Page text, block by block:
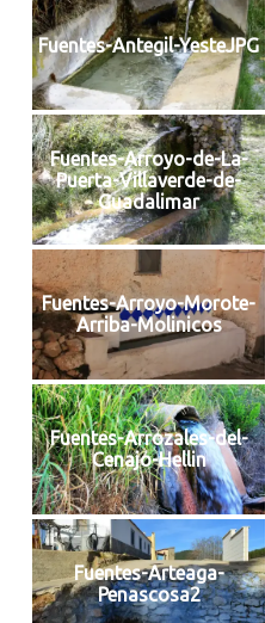
Fuentes-Antegil-YesteJPG
Fuentes-Arroyo-de-La-
Puerta-Villaverde-de-
Guadalimar
Fuentes-Arroyo-Morote-
Arriba-Molinicos
Fuentes-Arrozales-del-
Cenajo-Hellin
Fuentes-Arteaga-
Penascosa2